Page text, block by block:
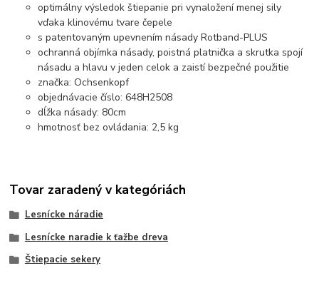
optimálny výsledok štiepanie pri vynaložení menej sily
vďaka klinovému tvare čepele
s patentovaným upevnením násady Rotband-PLUS
ochranná objímka násady, poistná platnička a skrutka spojí
násadu a hlavu v jeden celok a zaistí bezpečné použitie
značka: Ochsenkopf
objednávacie číslo: 648H2508
dĺžka násady: 80cm
hmotnosť bez ovládania: 2,5 kg
Tovar zaradený v kategóriách
Lesnícke náradie
Lesnícke naradie k ťažbe dreva
Štiepacie sekery